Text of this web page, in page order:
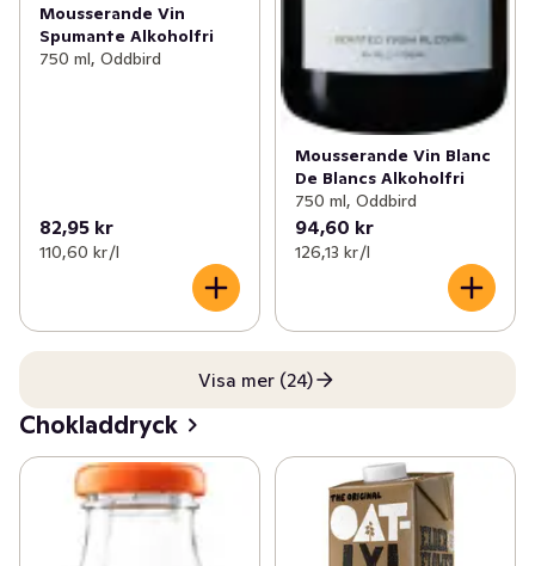
Mousserande Vin
Spumante Alkoholfri
750 ml, Oddbird
82,95 kr
110,60 kr /l
Mousserande Vin Blanc
De Blancs Alkoholfri
750 ml, Oddbird
94,60 kr
126,13 kr /l
Visa mer (24)
Chokladdryck